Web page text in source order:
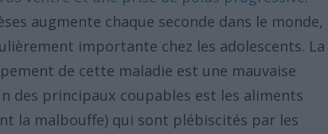
augmente chaque seconde dans le monde,
importante chez les adolescents. La
de cette maladie est une mauvaise
des principaux coupables est les aliments
la malbouffe) qui sont plébiscités par les